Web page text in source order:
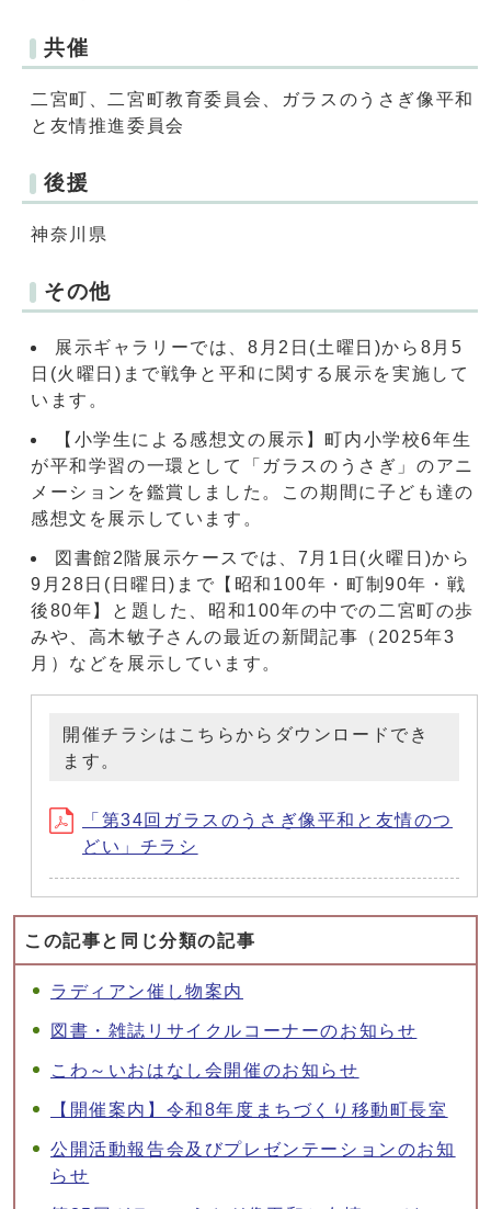
共催
二宮町、二宮町教育委員会、ガラスのうさぎ像平和
と友情推進委員会
後援
神奈川県
その他
展示ギャラリーでは、8月2日(土曜日)から8月5
日(火曜日)まで戦争と平和に関する展示を実施して
います。
【小学生による感想文の展示】町内小学校6年生
が平和学習の一環として「ガラスのうさぎ」のアニ
メーションを鑑賞しました。この期間に子ども達の
感想文を展示しています。
図書館2階展示ケースでは、7月1日(火曜日)から
9月28日(日曜日)まで【昭和100年・町制90年・戦
後80年】と題した、昭和100年の中での二宮町の歩
みや、高木敏子さんの最近の新聞記事（2025年3
月）などを展示しています。
開催チラシはこちらからダウンロードでき
ます。
「第34回ガラスのうさぎ像平和と友情のつ
どい」チラシ
この記事と同じ分類の記事
ラディアン催し物案内
図書・雑誌リサイクルコーナーのお知らせ
こわ～いおはなし会開催のお知らせ
【開催案内】令和8年度まちづくり移動町長室
公開活動報告会及びプレゼンテーションのお知
らせ